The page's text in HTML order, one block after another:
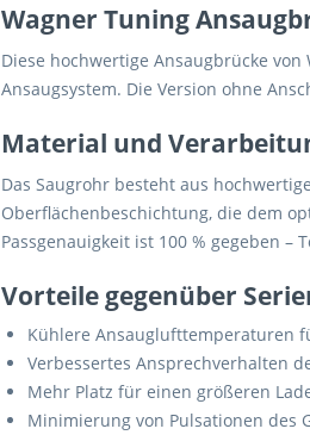
Wagner Tuning
Diese hochwertige Ansaugbrücke
Ansaugsystem. Die Version ohne
Material und
Das Saugrohr besteht aus
Oberflächenbeschichtung, die dem
Passgenauigkeit ist 100 % gegeben –
Vorteile gegenüber
Kühlere Ansauglufttemperaturen
Verbessertes Ansprechverhalten
Mehr Platz für einen größeren
Minimierung von Pulsationen des